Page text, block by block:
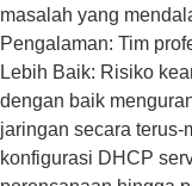
masalah yang
Pengalaman: Tim
Lebih Baik: Risiko
dengan baik
jaringan secara
konfigurasi DHCP